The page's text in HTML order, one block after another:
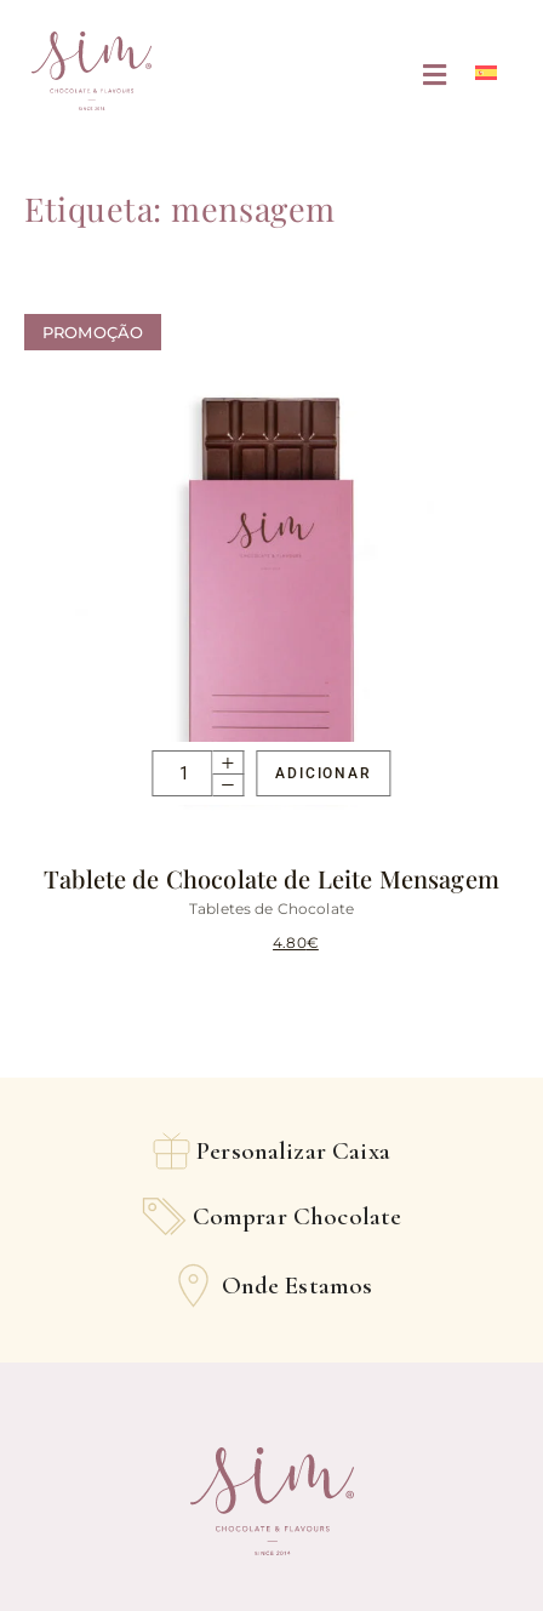
Etiqueta: mensagem
PROMOÇÃO
ADICIONAR
Tablete de Chocolate de Leite Mensagem
Tabletes de Chocolate
4.80€
Personalizar Caixa
Comprar Chocolate
Onde Estamos